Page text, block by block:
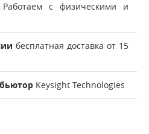
Работаем с физическими и
бесплатная доставка от 15
Keysight Technologies